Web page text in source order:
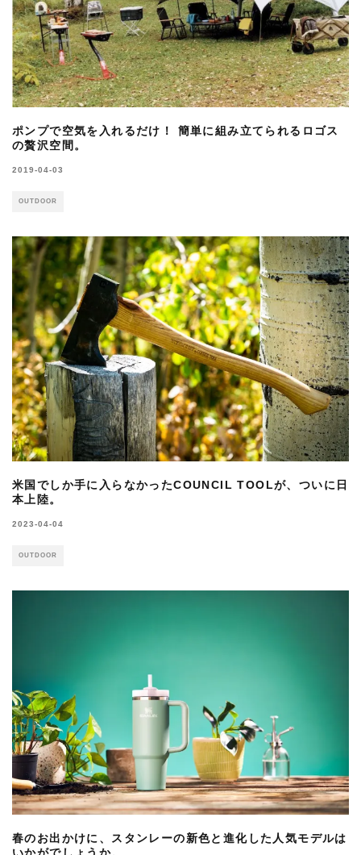
ポンプで空気を入れるだけ！ 簡単に組み立てられるロゴス
の贅沢空間。
2019-04-03
OUTDOOR
米国でしか手に入らなかったCOUNCIL TOOLが、ついに日
本上陸。
2023-04-04
OUTDOOR
春のお出かけに、スタンレーの新色と進化した人気モデルは